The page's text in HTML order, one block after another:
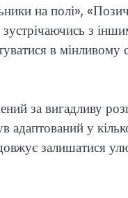
на полі»,
з
в мінливому
за вигадливу
адаптований у
залишатися